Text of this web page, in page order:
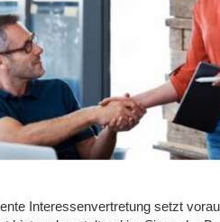
Interessenvertretung setzt